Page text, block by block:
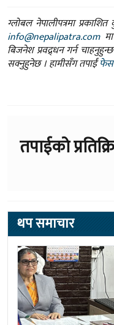
ग्लोबल नेपालीपत्रमा
info@nepalipatra.com
बिजनेश प्रवद्र्धन गर्न
सक्नुहुनेछ । हामीसँग तपाईं
तपाईको
थप समाचार